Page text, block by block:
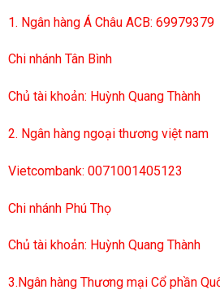
1. Ngân hàng Á Châu ACB: 69979379
Chi nhánh Tân Bình
Chủ tài khoản: Huỳnh Quang Thành
2. Ngân hàng ngoại thương việt nam
Vietcombank: 0071001405123
Chi nhánh Phú Thọ
Chủ tài khoản: Huỳnh Quang Thành
3.Ngân hàng Thương mại Cổ phần